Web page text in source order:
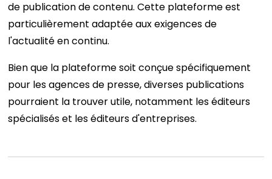
de publication de contenu. Cette plateforme est
particulièrement adaptée aux exigences de
l'actualité en continu.
Bien que la plateforme soit conçue spécifiquement
pour les agences de presse, diverses publications
pourraient la trouver utile, notamment les éditeurs
spécialisés et les éditeurs d'entreprises.